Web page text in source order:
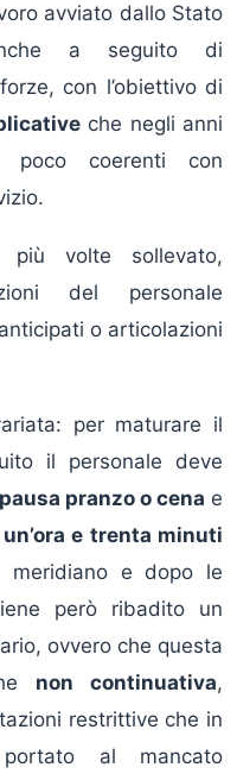
avviato dallo Stato
a seguito di
con l’obiettivo di
che negli anni
poco coerenti con
volte sollevato,
del personale
o articolazioni
per maturare il
il personale deve
pranzo o cena e
un’ora e trenta minuti
meridiano e dopo le
però ribadito un
ovvero che questa
non continuativa,
restrittive che in
al mancato